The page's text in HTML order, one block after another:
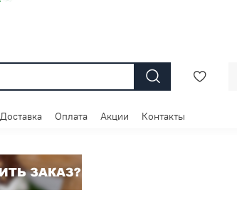
Доставка Оплата Акции Контакты